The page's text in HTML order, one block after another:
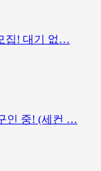
집! 대기 없…
인 중! (세컨 …